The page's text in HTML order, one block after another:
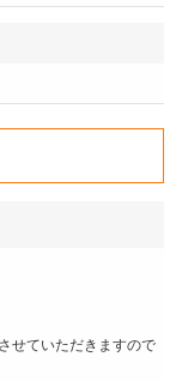
せていただきますので